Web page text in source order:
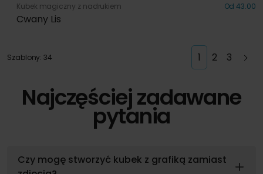
Kubek magiczny z nadrukiem Od 43.00
Cwany Lis
Szablony: 34 1 2 3
Najczęściej zadawane
pytania
Czy mogę stworzyć kubek z grafiką zamiast